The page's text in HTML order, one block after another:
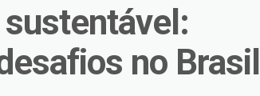
no Brasil